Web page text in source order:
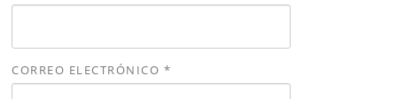
CORREO ELECTRÓNICO *